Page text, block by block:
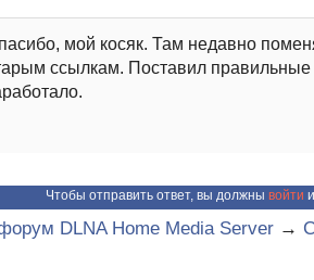
мой косяк. Там недавно
ссылкам. Поставил правильные
Чтобы отправить ответ, вы должны войти
DLNA Home Media Server →